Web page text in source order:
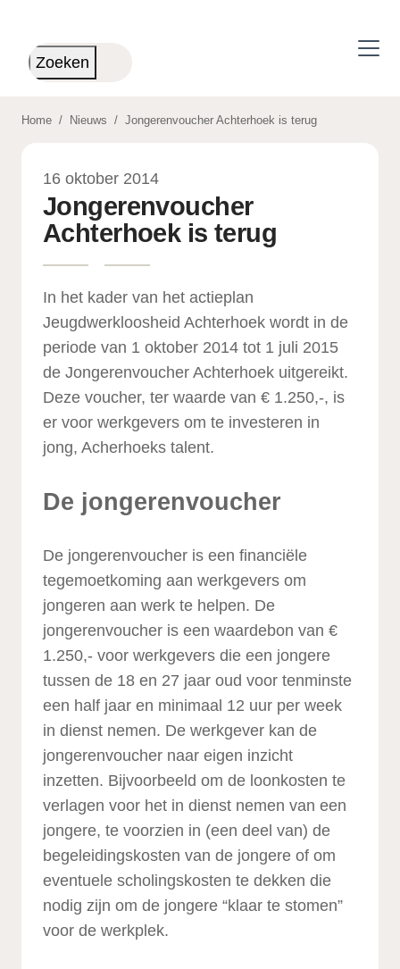
Zoeken
Home / Nieuws / Jongerenvoucher Achterhoek is terug
16 oktober 2014
Jongerenvoucher
Achterhoek is terug
In het kader van het actieplan
Jeugdwerkloosheid Achterhoek wordt in de
periode van 1 oktober 2014 tot 1 juli 2015
de Jongerenvoucher Achterhoek uitgereikt.
Deze voucher, ter waarde van € 1.250,-, is
er voor werkgevers om te investeren in
jong, Acherhoeks talent.
De jongerenvoucher
De jongerenvoucher is een financiële
tegemoetkoming aan werkgevers om
jongeren aan werk te helpen. De
jongerenvoucher is een waardebon van €
1.250,- voor werkgevers die een jongere
tussen de 18 en 27 jaar oud voor tenminste
een half jaar en minimaal 12 uur per week
in dienst nemen. De werkgever kan de
jongerenvoucher naar eigen inzicht
inzetten. Bijvoorbeeld om de loonkosten te
verlagen voor het in dienst nemen van een
jongere, te voorzien in (een deel van) de
begeleidingskosten van de jongere of om
eventuele scholingskosten te dekken die
nodig zijn om de jongere “klaar te stomen”
voor de werkplek.